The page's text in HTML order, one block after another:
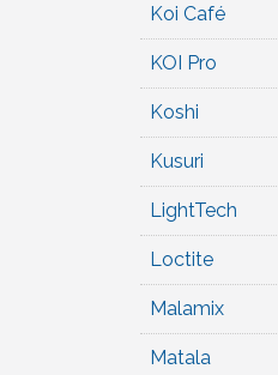
Koi Café
KOI Pro
Koshi
Kusuri
LightTech
Loctite
Malamix
Matala